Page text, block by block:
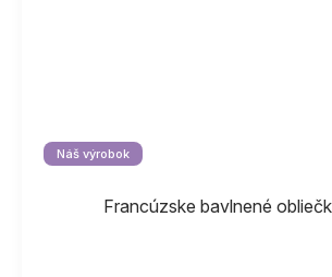
Náš výrobok
Francúzske bavlnené